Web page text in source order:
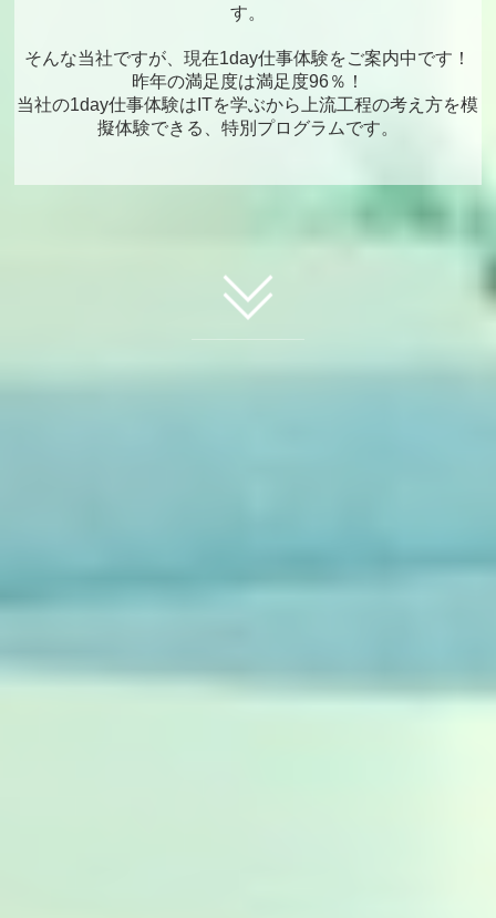
す。
そんな当社ですが、現在1day仕事体験をご案内中です！
昨年の満足度は満足度96％！
当社の1day仕事体験はITを学ぶから上流工程の考え方を模
擬体験できる、特別プログラムです。